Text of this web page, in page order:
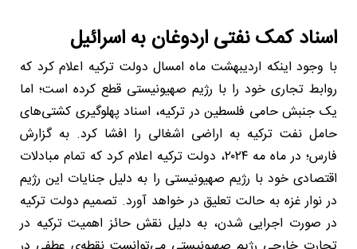
اسناد کمک نفتی اردوغان به اسرائیل
با وجود اینکه اردیبهشت ماه امسال دولت ترکیه اعلام کرد که
روابط تجاری خود را با رژیم صهیونیستی قطع کرده است؛ اما
یک جنبش حامی فلسطین در ترکیه، اسناد پهلوگیری کشتی‌های
حامل نفت ترکیه به اراضی اشغالی را افشا کرد. به گزارش
فارس؛ در ماه مه ۲۰۲۴، دولت ترکیه اعلام کرد که تمام مبادلات
اقتصادی خود با رژیم صهیونیستی را به دلیل جنایات این رژیم
در نوار غزه به حالت تعلیق در خواهد آورد. تصمیم دولت ترکیه
در صورت اجرایی شدن، به دلیل نقش حائز اهمیت ترکیه در